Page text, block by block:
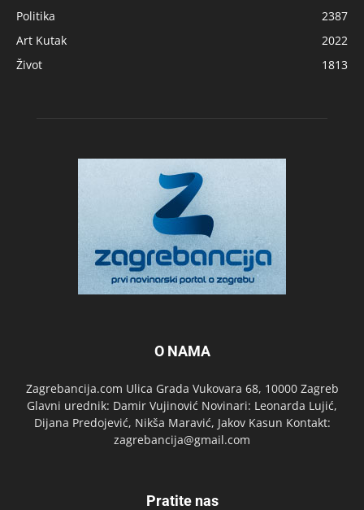
Politika
2387
Art Kutak
2022
Život
1813
O NAMA
Zagrebancija.com Ulica Grada Vukovara 68, 10000 Zagreb
Glavni urednik: Damir Vujinović Novinari: Leonarda Lujić,
Dijana Predojević, Nikša Maravić, Jakov Kasun Kontakt:
zagrebancija@gmail.com
Pratite nas